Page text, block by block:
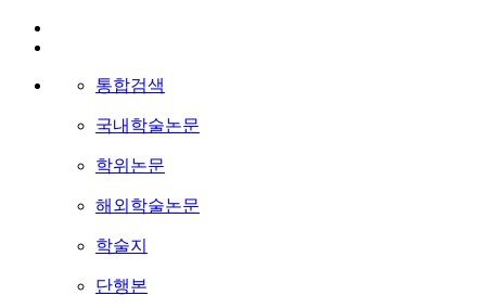
통합검색
국내학술논문
학위논문
해외학술논문
학술지
단행본